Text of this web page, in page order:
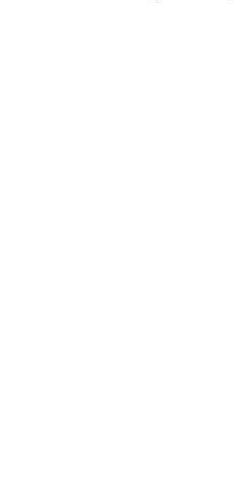
global por perfis de trabalho